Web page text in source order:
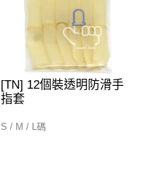
[TN] 12個裝透明防滑手
指套
S / M / L碼